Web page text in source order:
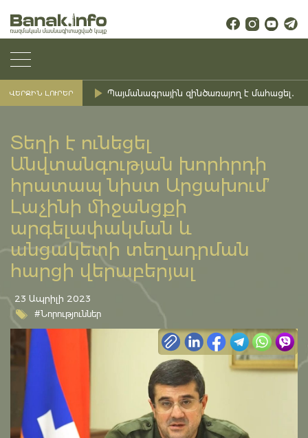
ՎԵՐՋԻՆ ԼՈՒՐԵՐ Պայմանագրային զինծառայող է մահացել․
Տեղի է ունեցել
Անվտանգության խորհրդի
հրատապ նիստ Արցախում’
Լաչինի միջանցքի
արգելափակման և
անցակետի տեղադրման
հարցի վերաբերյալ
23 Ապրիլի 2023
#Նորություններ